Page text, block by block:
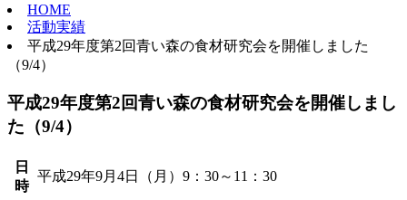
HOME
活動実績
平成29年度第2回青い森の食材研究会を開催しました
（9/4）
平成29年度第2回青い森の食材研究会を開催しまし
た（9/4）
日
時
平成29年9月4日（月）9：30～11：30